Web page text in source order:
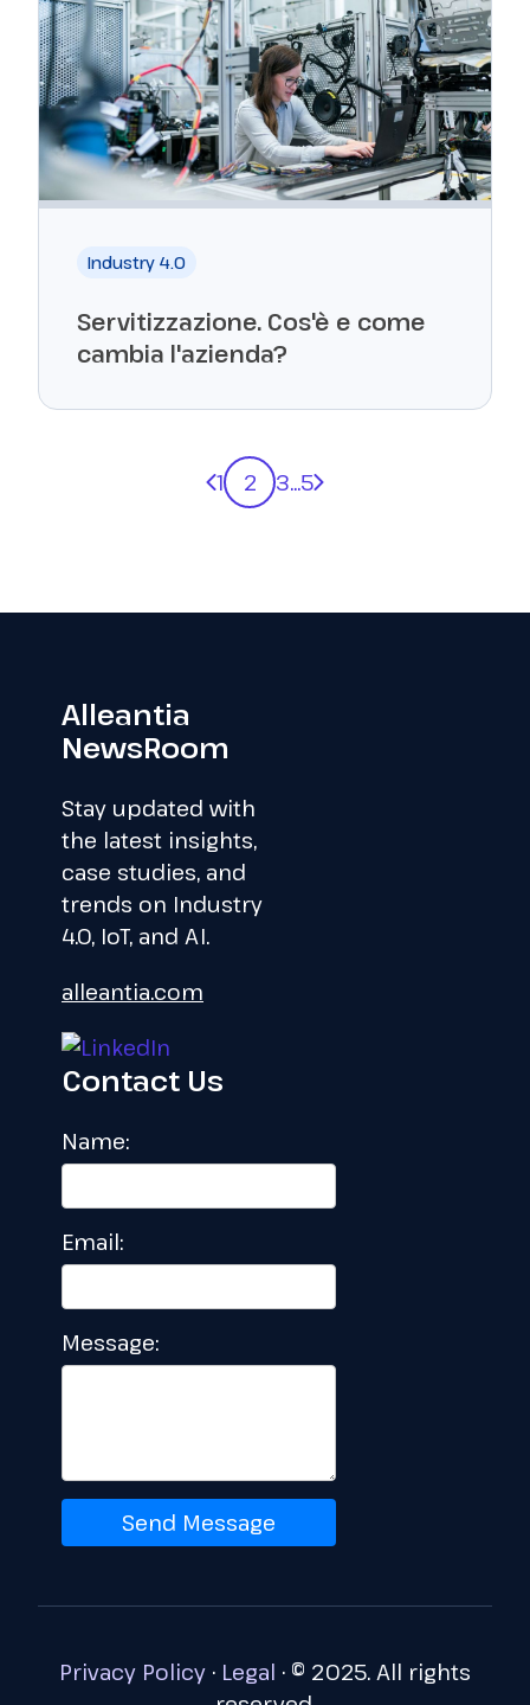
Industry 4.0
Servitizzazione. Cos'è e come
cambia l'azienda?
Previous page
1 2 3...5 Next page
Alleantia
NewsRoom
Stay updated with
the latest insights,
case studies, and
trends on Industry
4.0, IoT, and AI.
alleantia.com
Contact Us
Name:
Email:
Message:
Send Message
Privacy Policy · Legal · © 2025. All rights